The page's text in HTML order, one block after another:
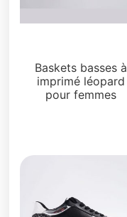
Baskets basses à
imprimé léopard
pour femmes